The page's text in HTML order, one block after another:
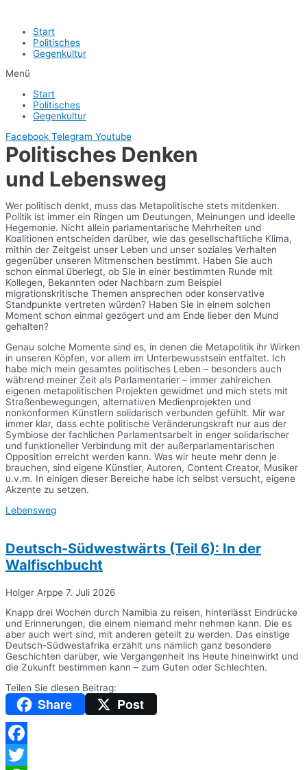
Start
Politisches
Gegenkultur
Menü
Start
Politisches
Gegenkultur
Facebook Telegram Youtube
Politisches Denken
und Lebensweg
Wer politisch denkt, muss das Metapolitische stets mitdenken.
Politik ist immer ein Ringen um Deutungen, Meinungen und ideelle
Hegemonie. Nicht allein parlamentarische Mehrheiten und
Koalitionen entscheiden darüber, wie das gesellschaftliche Klima,
mithin der Zeitgeist unser Leben und unser soziales Verhalten
gegenüber unseren Mitmenschen bestimmt. Haben Sie auch
schon einmal überlegt, ob Sie in einer bestimmten Runde mit
Kollegen, Bekannten oder Nachbarn zum Beispiel
migrationskritische Themen ansprechen oder konservative
Standpunkte vertreten würden? Haben Sie in einem solchen
Moment schon einmal gezögert und am Ende lieber den Mund
gehalten?
Genau solche Momente sind es, in denen die Metapolitik ihr Wirken
in unseren Köpfen, vor allem im Unterbewusstsein entfaltet. Ich
habe mich mein gesamtes politisches Leben – besonders auch
während meiner Zeit als Parlamentarier – immer zahlreichen
eigenen metapolitischen Projekten gewidmet und mich stets mit
Straßenbewegungen, alternativen Medienprojekten und
nonkonformen Künstlern solidarisch verbunden gefühlt. Mir war
immer klar, dass echte politische Veränderungskraft nur aus der
Symbiose der fachlichen Parlamentsarbeit in enger solidarischer
und funktioneller Verbindung mit der außerparlamentarischen
Opposition erreicht werden kann. Was wir heute mehr denn je
brauchen, sind eigene Künstler, Autoren, Content Creator, Musiker
u.v.m. In einigen dieser Bereiche habe ich selbst versucht, eigene
Akzente zu setzen.
Lebensweg
Deutsch-Südwestwärts (Teil 6): In der
Walfischbucht
Holger Arppe 7. Juli 2026
Knapp drei Wochen durch Namibia zu reisen, hinterlässt Eindrücke
und Erinnerungen, die einem niemand mehr nehmen kann. Die es
aber auch wert sind, mit anderen geteilt zu werden. Das einstige
Deutsch-Südwestafrika erzählt uns nämlich ganz besondere
Geschichten darüber, wie Vergangenheit ins Heute hineinwirkt und
die Zukunft bestimmen kann – zum Guten oder Schlechten.
Teilen Sie diesen Beitrag:
Share Post
Facebook